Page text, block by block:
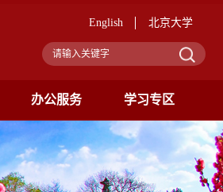
English 北京大学
办公服务 学习专区